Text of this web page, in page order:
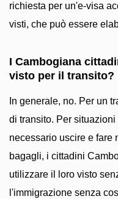
richiesta per un'e-visa
visti, che può essere
I Cambogiana
visto per il transito?
In generale, no. Per un
di transito. Per
necessario uscire e fare
bagagli, i cittadini
utilizzare il loro visto
l'immigrazione senza